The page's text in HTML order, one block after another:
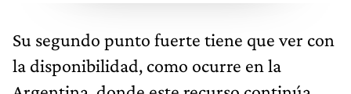
Su segundo punto fuerte tiene que ver con
la disponibilidad, como ocurre en la